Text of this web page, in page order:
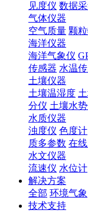
见度仪 数据
气体仪器
空气质量 颗
海洋仪器
海洋气象仪
传感器 水温
土壤仪器
土壤温湿度
分仪 土壤水
水质仪器
浊度仪 色度计
质多参数 在
水文仪器
流速仪 水位计
解决方案
全部 环境气象
技术支持